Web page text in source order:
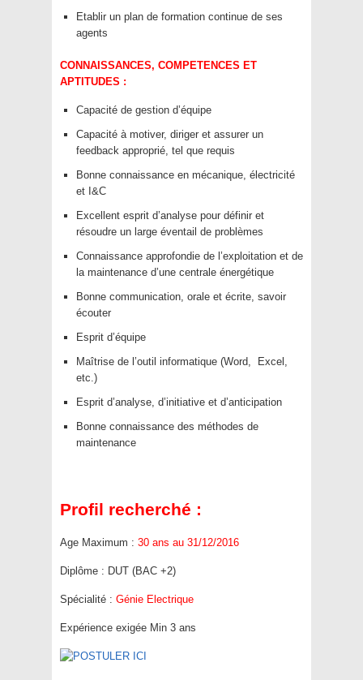
Etablir un plan de formation continue de ses
agents
CONNAISSANCES, COMPETENCES ET
APTITUDES :
Capacité de gestion d’équipe
Capacité à motiver, diriger et assurer un
feedback approprié, tel que requis
Bonne connaissance en mécanique, électricité
et I&C
Excellent esprit d’analyse pour définir et
résoudre un large éventail de problèmes
Connaissance approfondie de l’exploitation et de
la maintenance d’une centrale énergétique
Bonne communication, orale et écrite, savoir
écouter
Esprit d’équipe
Maîtrise de l’outil informatique (Word, Excel,
etc.)
Esprit d’analyse, d’initiative et d’anticipation
Bonne connaissance des méthodes de
maintenance
Profil recherché :
Age Maximum : 30 ans au 31/12/2016
Diplôme : DUT (BAC +2)
Spécialité : Génie Electrique
Expérience exigée Min 3 ans